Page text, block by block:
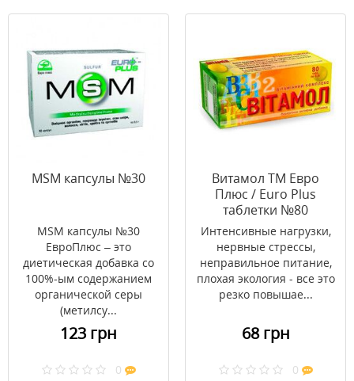
MSM капсулы №30
MSM капсулы №30
ЕвроПлюс – это
диетическая добавка со
100%-ым содержанием
органической серы
(метилсу...
123 грн
0
Витамол ТМ Евро
Плюс / Euro Plus
таблетки №80
Интенсивные нагрузки,
нервные стрессы,
неправильное питание,
плохая экология - все это
резко повышае...
68 грн
0